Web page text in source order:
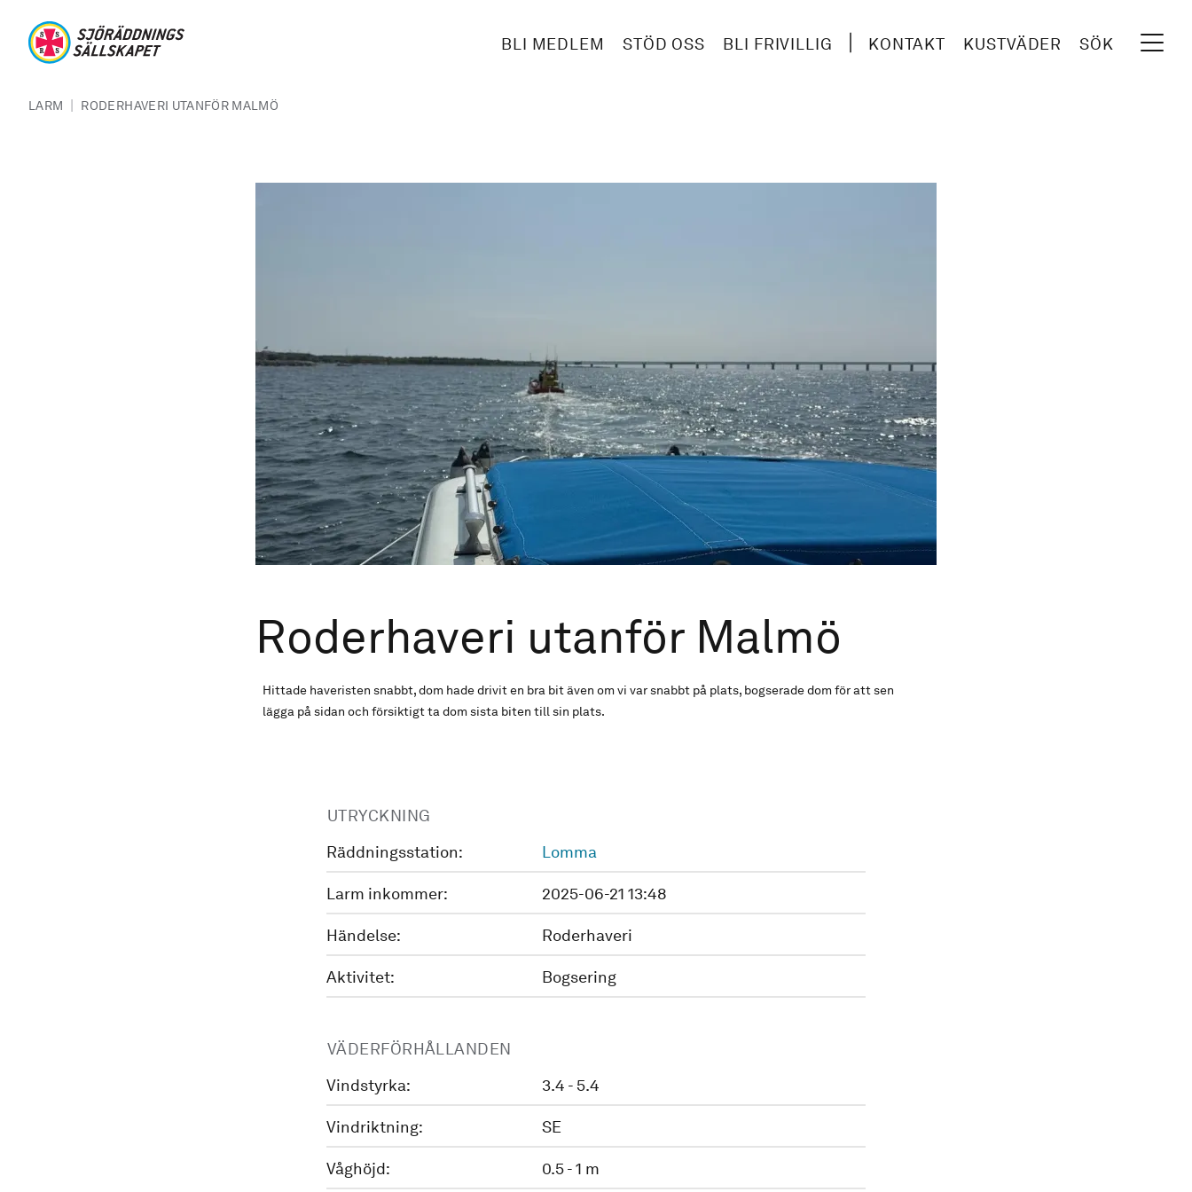
BLI MEDLEM STÖD OSS BLI FRIVILLIG KONTAKT KUSTVÄDER SÖK
LARM | RODERHAVERI UTANFÖR MALMÖ
Roderhaveri utanför Malmö
Hittade haveristen snabbt, dom hade drivit en bra bit även om vi var snabbt på plats, bogserade dom för att sen
lägga på sidan och försiktigt ta dom sista biten till sin plats.
UTRYCKNING
Räddningsstation:
Lomma
Larm inkommer: 2025-06-21 13:48
Händelse: Roderhaveri
Aktivitet: Bogsering
VÄDERFÖRHÅLLANDEN
Vindstyrka:
3.4 - 5.4
Vindriktning: SE
Våghöjd: 0.5 - 1 m